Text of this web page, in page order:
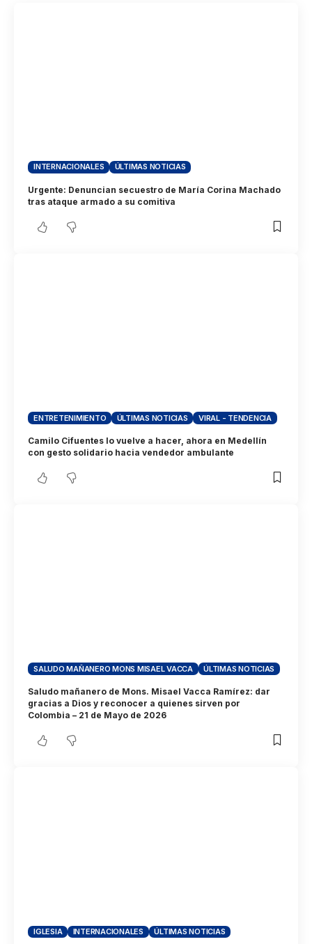
INTERNACIONALES ÚLTIMAS NOTICIAS
Urgente: Denuncian secuestro de María Corina Machado
tras ataque armado a su comitiva
ENTRETENIMIENTO ÚLTIMAS NOTICIAS VIRAL - TENDENCIA
Camilo Cifuentes lo vuelve a hacer, ahora en Medellín
con gesto solidario hacia vendedor ambulante
SALUDO MAÑANERO MONS MISAEL VACCA ÚLTIMAS NOTICIAS
Saludo mañanero de Mons. Misael Vacca Ramírez: dar
gracias a Dios y reconocer a quienes sirven por
Colombia – 21 de Mayo de 2026
IGLESIA INTERNACIONALES ÚLTIMAS NOTICIAS